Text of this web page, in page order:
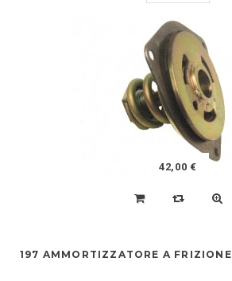
42,00 €
197 AMMORTIZZATORE A FRIZIONE